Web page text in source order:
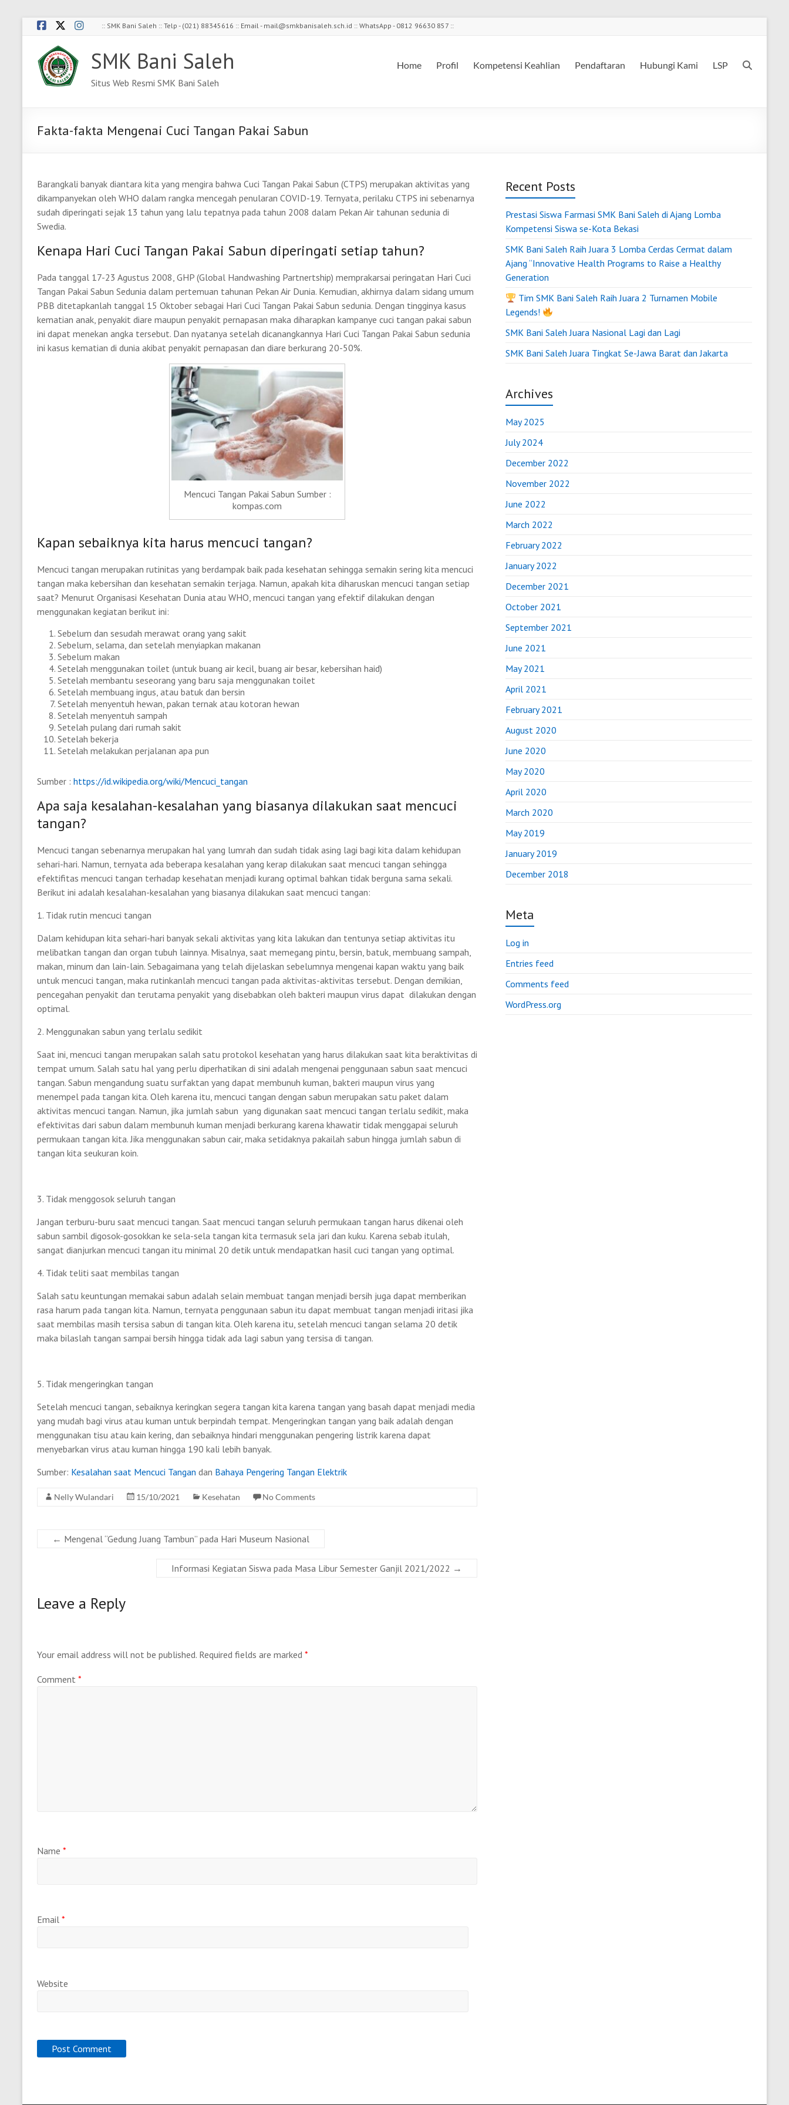
content
:: SMK Bani Saleh :: Telp - (021) 88345616 :: Email - mail@smkbanisaleh.sch.id :: WhatsApp - 0812 96630 857 ::
SMK Bani Saleh
Situs Web Resmi SMK Bani Saleh
Home Profil Kompetensi Keahlian Pendaftaran Hubungi Kami LSP
Fakta-fakta Mengenai Cuci Tangan Pakai Sabun
Barangkali banyak diantara kita yang mengira bahwa Cuci Tangan Pakai Sabun (CTPS) merupakan aktivitas yang
dikampanyekan oleh WHO dalam rangka mencegah penularan COVID-19. Ternyata, perilaku CTPS ini sebenarnya
sudah diperingati sejak 13 tahun yang lalu tepatnya pada tahun 2008 dalam Pekan Air tahunan sedunia di
Swedia.
Kenapa Hari Cuci Tangan Pakai Sabun diperingati setiap tahun?
Pada tanggal 17-23 Agustus 2008, GHP (Global Handwashing Partnertship) memprakarsai peringatan Hari Cuci
Tangan Pakai Sabun Sedunia dalam pertemuan tahunan Pekan Air Dunia. Kemudian, akhirnya dalam sidang umum
PBB ditetapkanlah tanggal 15 Oktober sebagai Hari Cuci Tangan Pakai Sabun sedunia. Dengan tingginya kasus
kematian anak, penyakit diare maupun penyakit pernapasan maka diharapkan kampanye cuci tangan pakai sabun
ini dapat menekan angka tersebut. Dan nyatanya setelah dicanangkannya Hari Cuci Tangan Pakai Sabun sedunia
ini kasus kematian di dunia akibat penyakit pernapasan dan diare berkurang 20-50%.
Mencuci Tangan Pakai Sabun Sumber :
kompas.com
Kapan sebaiknya kita harus mencuci tangan?
Mencuci tangan merupakan rutinitas yang berdampak baik pada kesehatan sehingga semakin sering kita mencuci
tangan maka kebersihan dan kesehatan semakin terjaga. Namun, apakah kita diharuskan mencuci tangan setiap
saat? Menurut Organisasi Kesehatan Dunia atau WHO, mencuci tangan yang efektif dilakukan dengan
menggunakan kegiatan berikut ini:
Sebelum dan sesudah merawat orang yang sakit
Sebelum, selama, dan setelah menyiapkan makanan
Sebelum makan
Setelah menggunakan toilet (untuk buang air kecil, buang air besar, kebersihan haid)
Setelah membantu seseorang yang baru saja menggunakan toilet
Setelah membuang ingus, atau batuk dan bersin
Setelah menyentuh hewan, pakan ternak atau kotoran hewan
Setelah menyentuh sampah
Setelah pulang dari rumah sakit
Setelah bekerja
Setelah melakukan perjalanan apa pun
Sumber : https://id.wikipedia.org/wiki/Mencuci_tangan
Apa saja kesalahan-kesalahan yang biasanya dilakukan saat mencuci
tangan?
Mencuci tangan sebenarnya merupakan hal yang lumrah dan sudah tidak asing lagi bagi kita dalam kehidupan
sehari-hari. Namun, ternyata ada beberapa kesalahan yang kerap dilakukan saat mencuci tangan sehingga
efektifitas mencuci tangan terhadap kesehatan menjadi kurang optimal bahkan tidak berguna sama sekali.
Berikut ini adalah kesalahan-kesalahan yang biasanya dilakukan saat mencuci tangan:
1. Tidak rutin mencuci tangan
Dalam kehidupan kita sehari-hari banyak sekali aktivitas yang kita lakukan dan tentunya setiap aktivitas itu
melibatkan tangan dan organ tubuh lainnya. Misalnya, saat memegang pintu, bersin, batuk, membuang sampah,
makan, minum dan lain-lain. Sebagaimana yang telah dijelaskan sebelumnya mengenai kapan waktu yang baik
untuk mencuci tangan, maka rutinkanlah mencuci tangan pada aktivitas-aktivitas tersebut. Dengan demikian,
pencegahan penyakit dan terutama penyakit yang disebabkan oleh bakteri maupun virus dapat dilakukan dengan
optimal.
2. Menggunakan sabun yang terlalu sedikit
Saat ini, mencuci tangan merupakan salah satu protokol kesehatan yang harus dilakukan saat kita beraktivitas di
tempat umum. Salah satu hal yang perlu diperhatikan di sini adalah mengenai penggunaan sabun saat mencuci
tangan. Sabun mengandung suatu surfaktan yang dapat membunuh kuman, bakteri maupun virus yang
menempel pada tangan kita. Oleh karena itu, mencuci tangan dengan sabun merupakan satu paket dalam
aktivitas mencuci tangan. Namun, jika jumlah sabun yang digunakan saat mencuci tangan terlalu sedikit, maka
efektivitas dari sabun dalam membunuh kuman menjadi berkurang karena khawatir tidak menggapai seluruh
permukaan tangan kita. Jika menggunakan sabun cair, maka setidaknya pakailah sabun hingga jumlah sabun di
tangan kita seukuran koin.
3. Tidak menggosok seluruh tangan
Jangan terburu-buru saat mencuci tangan. Saat mencuci tangan seluruh permukaan tangan harus dikenai oleh
sabun sambil digosok-gosokkan ke sela-sela tangan kita termasuk sela jari dan kuku. Karena sebab itulah,
sangat dianjurkan mencuci tangan itu minimal 20 detik untuk mendapatkan hasil cuci tangan yang optimal.
4. Tidak teliti saat membilas tangan
Salah satu keuntungan memakai sabun adalah selain membuat tangan menjadi bersih juga dapat memberikan
rasa harum pada tangan kita. Namun, ternyata penggunaan sabun itu dapat membuat tangan menjadi iritasi jika
saat membilas masih tersisa sabun di tangan kita. Oleh karena itu, setelah mencuci tangan selama 20 detik
maka bilaslah tangan sampai bersih hingga tidak ada lagi sabun yang tersisa di tangan.
5. Tidak mengeringkan tangan
Setelah mencuci tangan, sebaiknya keringkan segera tangan kita karena tangan yang basah dapat menjadi media
yang mudah bagi virus atau kuman untuk berpindah tempat. Mengeringkan tangan yang baik adalah dengan
menggunakan tisu atau kain kering, dan sebaiknya hindari menggunakan pengering listrik karena dapat
menyebarkan virus atau kuman hingga 190 kali lebih banyak.
Sumber: Kesalahan saat Mencuci Tangan dan Bahaya Pengering Tangan Elektrik
Nelly Wulandari 15/10/2021 Kesehatan No Comments
← Mengenal “Gedung Juang Tambun” pada Hari Museum Nasional
Informasi Kegiatan Siswa pada Masa Libur Semester Ganjil 2021/2022 →
Leave a Reply
Your email address will not be published. Required fields are marked *
Comment *
Name *
Email *
Website
Recent Posts
Prestasi Siswa Farmasi SMK Bani Saleh di Ajang Lomba
Kompetensi Siswa se-Kota Bekasi
SMK Bani Saleh Raih Juara 3 Lomba Cerdas Cermat dalam
Ajang “Innovative Health Programs to Raise a Healthy
Generation
Tim SMK Bani Saleh Raih Juara 2 Turnamen Mobile
Legends!
SMK Bani Saleh Juara Nasional Lagi dan Lagi
SMK Bani Saleh Juara Tingkat Se-Jawa Barat dan Jakarta
Archives
May 2025
July 2024
December 2022
November 2022
June 2022
March 2022
February 2022
January 2022
December 2021
October 2021
September 2021
June 2021
May 2021
April 2021
February 2021
August 2020
June 2020
May 2020
April 2020
March 2020
May 2019
January 2019
December 2018
Meta
Log in
Entries feed
Comments feed
WordPress.org